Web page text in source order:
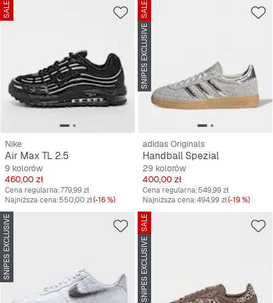
SALE
Nike
Air Max TL 2.5
9 kolorów
Cena
460,00 zł
Cena regularna:779,99 zł
Najniższa cena:550,00 zł(-16 %)
SALE
SNIPES EXCLUSIVE
adidas Originals
Handball Spezial
29 kolorów
Cena
400,00 zł
Cena regularna:549,99 zł
Najniższa cena:494,99 zł(-19 %)
SNIPES EXCLUSIVE SALE
SNIPES EXCLUSIVE